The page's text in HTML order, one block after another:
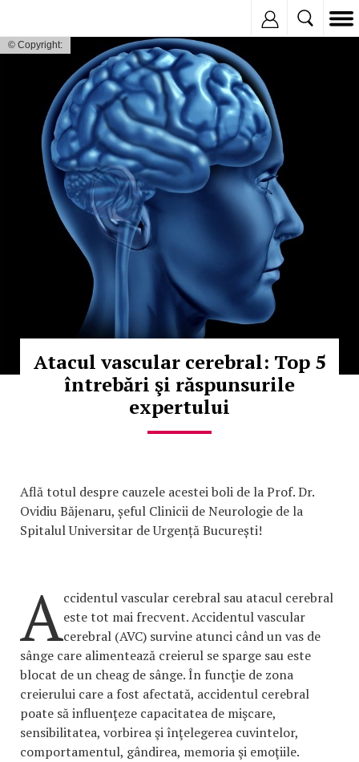
© Copyright:
Atacul vascular cerebral: Top 5
întrebări şi răspunsurile
expertului
Află totul despre cauzele acestei boli de la Prof. Dr.
Ovidiu Băjenaru, șeful Clinicii de Neurologie de la
Spitalul Universitar de Urgență București!
Accidentul vascular cerebral sau atacul cerebral
este tot mai frecvent. Accidentul vascular
cerebral (AVC) survine atunci când un vas de
sânge care alimentează creierul se sparge sau este
blocat de un cheag de sânge. În funcţie de zona
creierului care a fost afectată, accidentul cerebral
poate să influenţeze capacitatea de mişcare,
sensibilitatea, vorbirea şi înţelegerea cuvintelor,
comportamentul, gândirea, memoria şi emoţiile.